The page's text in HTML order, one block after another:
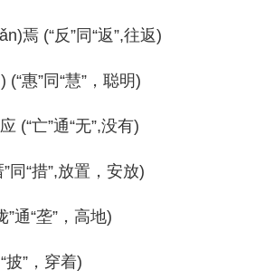
焉 (“反”同“返”,往返)
惠”同“慧”，聪明)
(“亡”通“无”,没有)
同“措”,放置，安放)
通“垄”，高地)
披”，穿着)